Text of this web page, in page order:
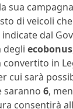
sua
di veicoli
indicate dal
degli ecobonus
convertito in
cui sarà
saranno 6,
consentirà